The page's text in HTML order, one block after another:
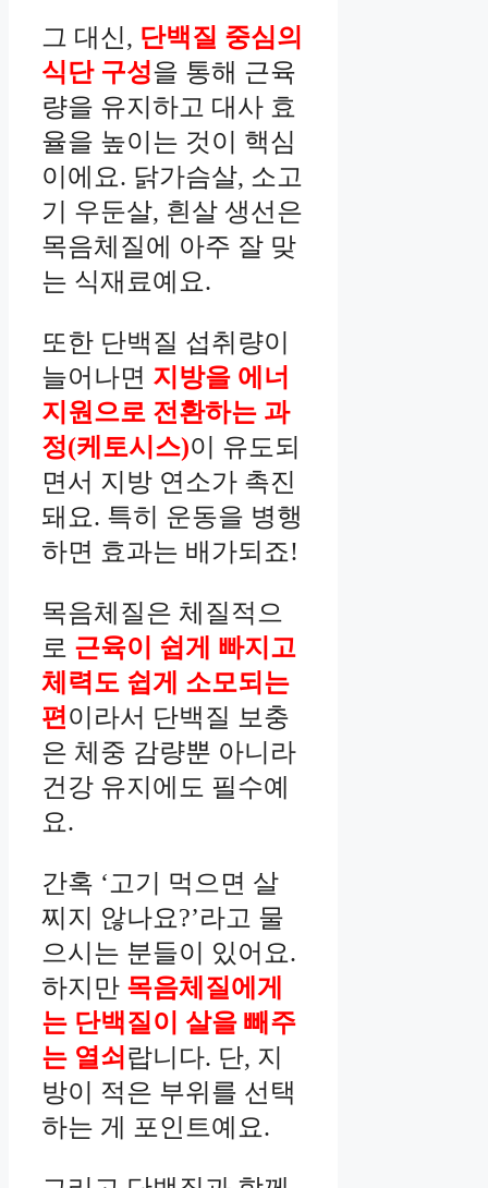
그 대신, 단백질 중심의
식단 구성을 통해 근육
량을 유지하고 대사 효
율을 높이는 것이 핵심
이에요. 닭가슴살, 소고
기 우둔살, 흰살 생선은
목음체질에 아주 잘 맞
는 식재료예요.
또한 단백질 섭취량이
늘어나면 지방을 에너
지원으로 전환하는 과
정(케토시스)이 유도되
면서 지방 연소가 촉진
돼요. 특히 운동을 병행
하면 효과는 배가되죠!
목음체질은 체질적으
로 근육이 쉽게 빠지고
체력도 쉽게 소모되는
편이라서 단백질 보충
은 체중 감량뿐 아니라
건강 유지에도 필수예
요.
간혹 ‘고기 먹으면 살
찌지 않나요?’라고 물
으시는 분들이 있어요.
하지만 목음체질에게
는 단백질이 살을 빼주
는 열쇠 랍니다. 단, 지
방이 적은 부위를 선택
하는 게 포인트예요.